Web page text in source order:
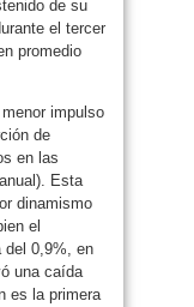
de su
el tercer
promedio
impulso
de
en las
Esta
dinamismo
el
del 0,9%, en
una caída
es la primera